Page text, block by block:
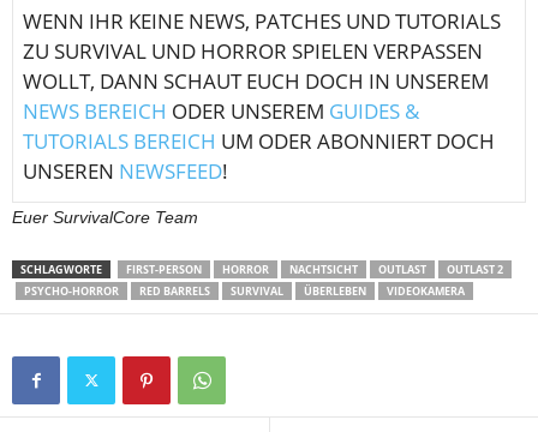
WENN IHR KEINE NEWS, PATCHES UND TUTORIALS
ZU SURVIVAL UND HORROR SPIELEN VERPASSEN
WOLLT, DANN SCHAUT EUCH DOCH IN UNSEREM
NEWS BEREICH ODER UNSEREM GUIDES &
TUTORIALS BEREICH UM ODER ABONNIERT DOCH
UNSEREN NEWSFEED!
Euer SurvivalCore Team
SCHLAGWORTE FIRST-PERSON HORROR NACHTSICHT OUTLAST
OUTLAST 2
PSYCHO-HORROR
RED BARRELS SURVIVAL ÜBERLEBEN VIDEOKAMERA